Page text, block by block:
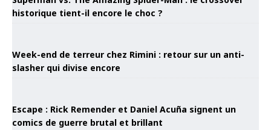
historique tient-il encore le choc ?
Week-end de terreur chez Rimini : retour sur un anti-
slasher qui divise encore
Escape : Rick Remender et Daniel Acuña signent un
comics de guerre brutal et brillant